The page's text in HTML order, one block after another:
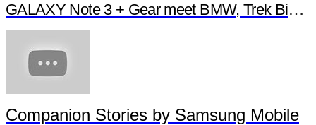
GALAXY Note 3 + Gear meet BMW, Trek Bikes and Kidrobot
Companion Stories by Samsung Mobile